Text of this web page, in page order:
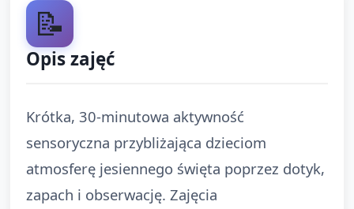
📝
Opis zajęć
Krótka, 30‑minutowa aktywność
sensoryczna przybliżająca dzieciom
atmosferę jesiennego święta poprzez dotyk,
zapach i obserwację. Zajęcia